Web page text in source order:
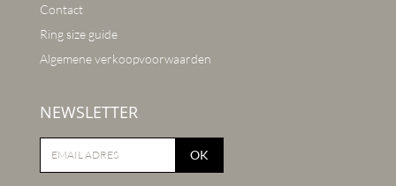
Contact
Ring size guide
Algemene verkoopvoorwaarden
NEWSLETTER
OK